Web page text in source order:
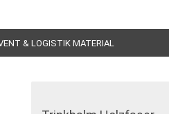
& LOGISTIK MATERIAL